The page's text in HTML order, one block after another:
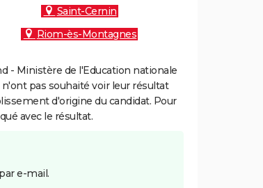
Saint-Cernin
Riom-ès-Montagnes
- Ministère de l'Education nationale
pas souhaité voir leur résultat
d'origine du candidat. Pour
avec le résultat.
e-mail.